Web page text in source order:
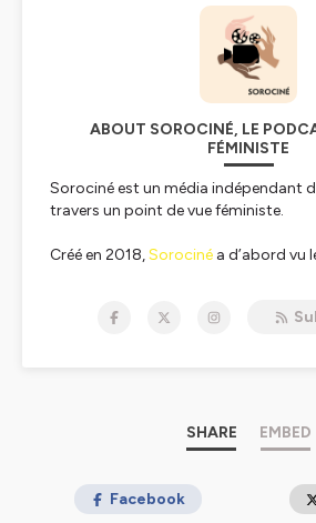
ABOUT SOROCINÉ, LE
FÉMINISTE
Sorociné est un média indépendant
travers un point de vue féministe.
Créé en 2018,Sorociné a d’abord vu
analysons les représentations de
l’Histoire du cinéma, où elles ont
invisibilisées, qu’elles soient
SHARE EMBED
Facebook